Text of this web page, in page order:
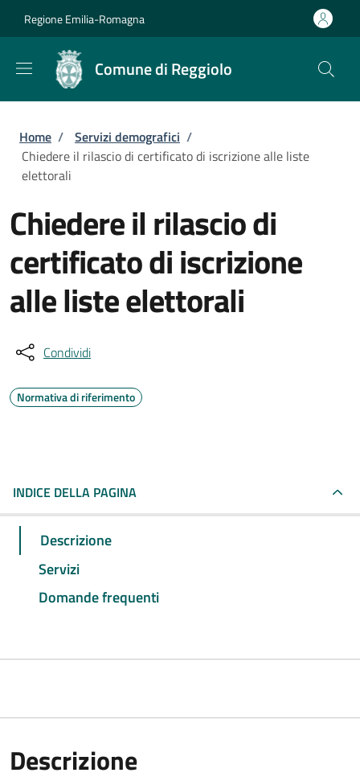
Regione Emilia-Romagna
Comune di Reggiolo
Briciole di pane
Home / Servizi demografici /
Chiedere il rilascio di certificato di iscrizione alle liste
elettorali
Chiedere il rilascio di
certificato di iscrizione
alle liste elettorali
Condividi
Normativa di riferimento
INDICE DELLA PAGINA
Descrizione
Servizi
Domande frequenti
Descrizione